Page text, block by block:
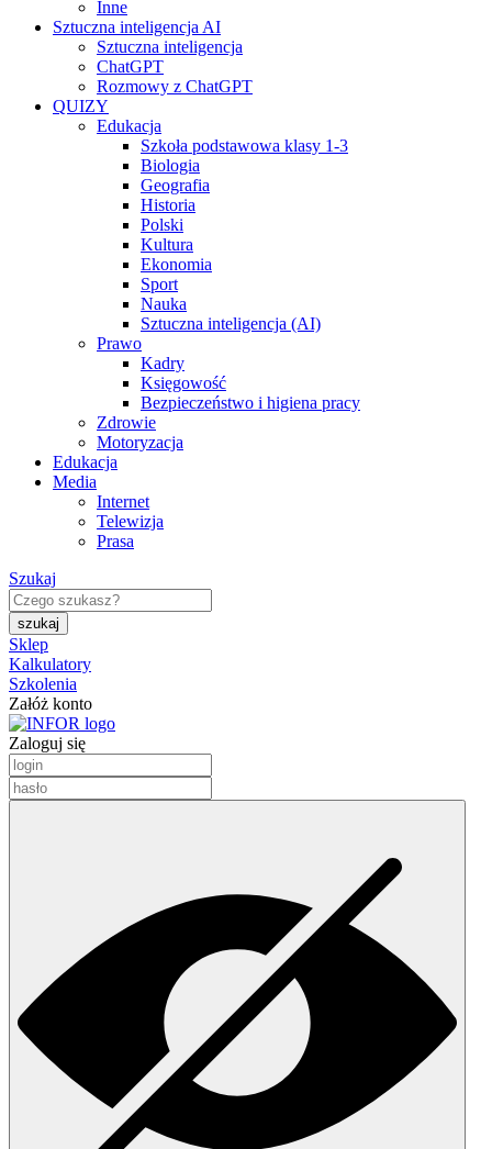
Inne
Sztuczna inteligencja AI
Sztuczna inteligencja
ChatGPT
Rozmowy z ChatGPT
QUIZY
Edukacja
Szkoła podstawowa klasy 1-3
Biologia
Geografia
Historia
Polski
Kultura
Ekonomia
Sport
Nauka
Sztuczna inteligencja (AI)
Prawo
Kadry
Księgowość
Bezpieczeństwo i higiena pracy
Zdrowie
Motoryzacja
Edukacja
Media
Internet
Telewizja
Prasa
Szukaj
Sklep
Kalkulatory
Szkolenia
Załóż konto
Zaloguj się